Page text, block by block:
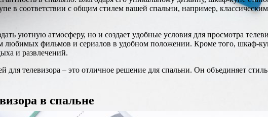
в соответствии с общим стилем вашей спальни, например,
уютную атмосферу, но и создает удобные условия для просмотра
любимых фильмов и сериалов в удобном положении. Кроме того, шкаф-
и развлечений.
телевизора – это отличное решение для спальни. Он объединяет
в спальне